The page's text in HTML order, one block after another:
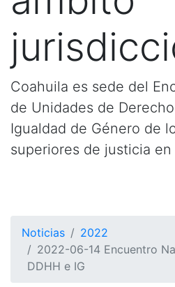
Coahuila es sede del
de Unidades de
Igualdad de Género de
superiores de justicia en
Noticias
2022
2022-06-14 Encuentro
DDHH e IG